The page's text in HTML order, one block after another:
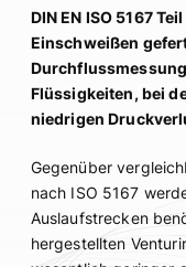
DIN EN ISO 5167
Einschweißen
Flüssigkeiten, bei
niedrigen
Gegenüber
nach ISO 5167
Auslaufstrecken
hergestellten